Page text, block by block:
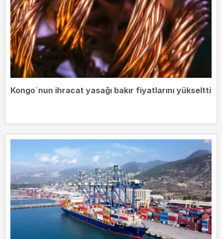
Kongo`nun ihracat yasağı bakır fiyatlarını yükseltti